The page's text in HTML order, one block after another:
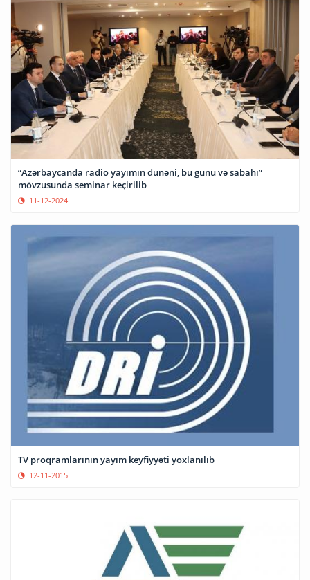
“Azərbaycanda radio yayımın dünəni, bu günü və sabahı”
mövzusunda seminar keçirilib
11-12-2024
TV proqramlarının yayım keyfiyyəti yoxlanılıb
12-11-2015